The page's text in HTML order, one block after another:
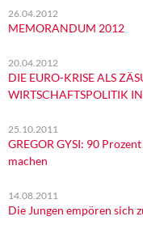
26.04.2012
MEMORANDUM 2012
20.04.2012
DIE EURO-KRISE ALS
WIRTSCHAFTSPOLITIK
25.10.2011
GREGOR GYSI: 90
machen
14.08.2011
Die Jungen empören sich